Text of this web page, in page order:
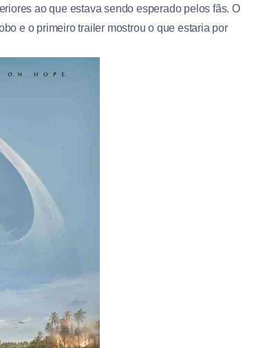
ao que estava sendo esperado pelos fãs. O
e o primeiro trailer mostrou o que estaria por